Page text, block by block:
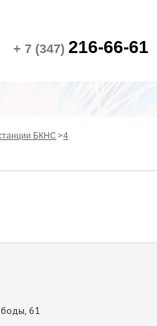
+ 7 (347) 216-66-61
БКНС 4
61